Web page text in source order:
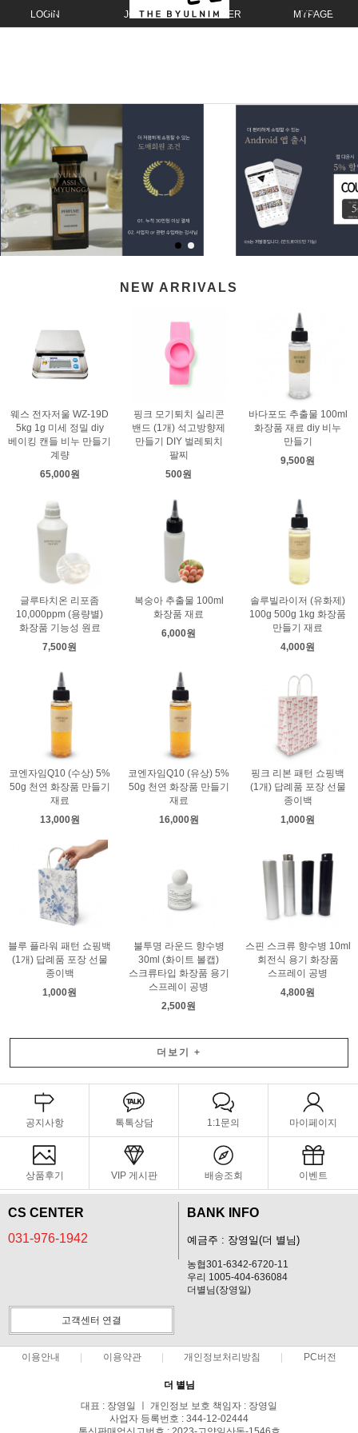
LOGIN JOIN ORDER MYPAGE
NEW ARRIVALS
웨스 전자저울 WZ-19D
5kg 1g 미세 정밀 diy
베이킹 캔들 비누 만들기
계량
65,000원
핑크 모기퇴치 실리콘
밴드 (1개) 석고방향제
만들기 DIY 벌레퇴치
팔찌
500원
바다포도 추출물 100ml
화장품 재료 diy 비누
만들기
9,500원
글루타치온 리포좀
10,000ppm (용량별)
화장품 기능성 원료
7,500원
복숭아 추출물 100ml
화장품 재료
6,000원
솔루빌라이저 (유화제)
100g 500g 1kg 화장품
만들기 재료
4,000원
코엔자임Q10 (수상) 5%
50g 천연 화장품 만들기
재료
13,000원
코엔자임Q10 (유상) 5%
50g 천연 화장품 만들기
재료
16,000원
핑크 리본 패턴 쇼핑백
(1개) 답례품 포장 선물
종이백
1,000원
블루 플라워 패턴 쇼핑백
(1개) 답례품 포장 선물
종이백
1,000원
불투명 라운드 향수병
30ml (화이트 볼캡)
스크류타입 화장품 용기
스프레이 공병
2,500원
스핀 스크류 향수병 10ml
회전식 용기 화장품
스프레이 공병
4,800원
더보기 +
공지사항 톡톡상담 1:1문의 마이페이지
상품후기 VIP 게시판 배송조회 이벤트
CS CENTER
031-976-1942
BANK INFO
예금주 : 장영일(더 별님)
농협301-6342-6720-11
우리 1005-404-636084
더별님(장영일)
고객센터 연결
이용안내 이용약관 개인정보처리방침 PC버전
더 별님
대표 : 장영일 ㅣ 개인정보 보호 책임자 : 장영일
사업자 등록번호 : 344-12-02444